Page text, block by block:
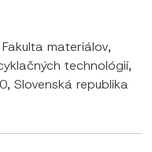
materiálov,
technológií,
Slovenská republika